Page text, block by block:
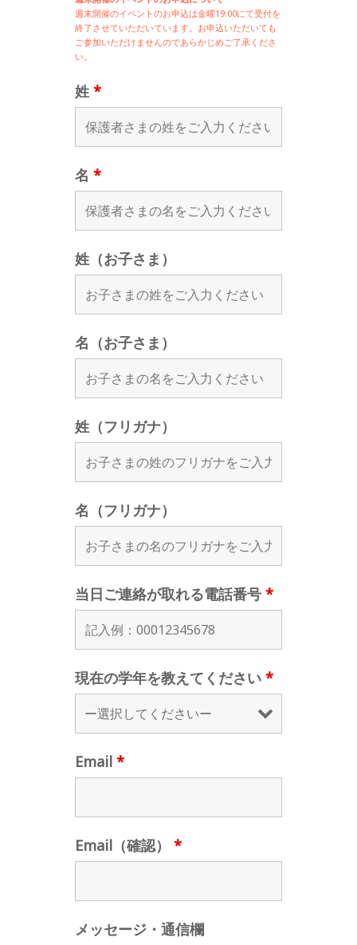
週末開催のイベントのお申込は金曜19:00にて受付を
終了させていただいています。お申込いただいても
ご参加いただけませんのであらかじめご了承くださ
い。
姓 *
名 *
姓（お子さま）
名（お子さま）
姓（フリガナ）
名（フリガナ）
当日ご連絡が取れる電話番号 *
現在の学年を教えてください *
Email *
Email（確認） *
メッセージ・通信欄